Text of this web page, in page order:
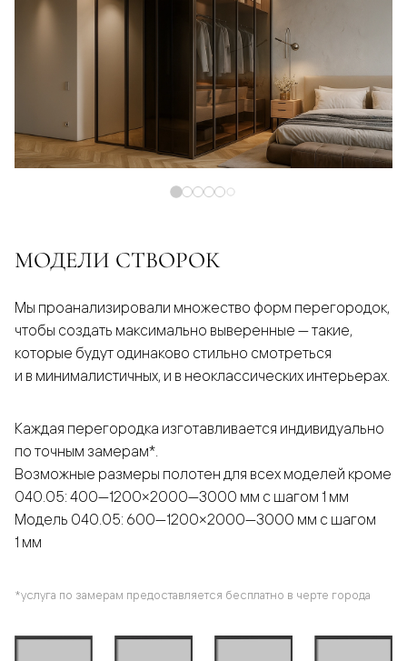
МОДЕЛИ СТВОРОК
Мы проанализировали множество форм перегородок,
чтобы создать максимально выверенные — такие,
которые будут одинаково стильно смотреться
и в минималистичных, и в неоклассических интерьерах.
Каждая перегородка изготавливается индивидуально
по точным замерам*.
Возможные размеры полотен для всех моделей кроме
040.05: 400—1200×2000—3000 мм с шагом 1 мм
Модель 040.05: 600—1200×2000—3000 мм с шагом
1 мм
*услуга по замерам предоставляется бесплатно в черте города